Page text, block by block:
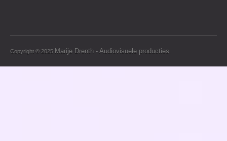
Copyright © 2025 Marije Drenth - Audiovisuele producties